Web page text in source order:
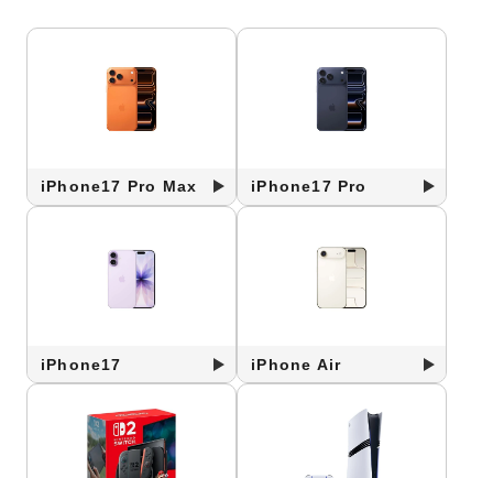
iPhone17 Pro Max iPhone17 Pro
iPhone17 iPhone Air